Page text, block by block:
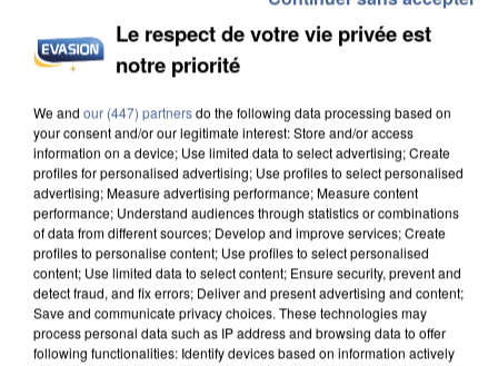
INCENDIES : L’ÎLE-DE-FRANCE LANCE UN ÉLAN
DE SOLIDARITÉ AVEC LES...
Le respect de votre vie privée est
notre priorité
We and our (447) partnersdo the following data processing based on
your consent and/or our legitimate interest: Store and/or access
information on a device; Use limited data to select advertising; Create
profiles for personalised advertising; Use profiles to select personalised
advertising; Measure advertising performance; Measure content
performance; Understand audiences through statistics or combinations
of data from different sources; Develop and improve services; Create
profiles to personalise content; Use profiles to select personalised
content; Use limited data to select content; Ensure security, prevent and
detect fraud, and fix errors; Deliver and present advertising and content;
Save and communicate privacy choices. These technologies may
process personal data such as IP address and browsing data to offer
following functionalities: Identify devices based on information actively